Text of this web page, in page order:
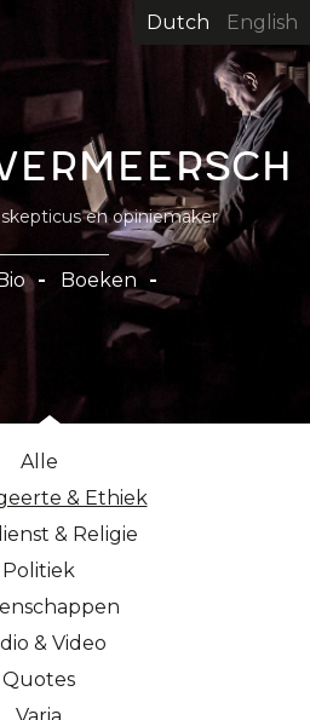
Dutch English
en opiniemaker
Boeken
Alle
& Ethiek
& Religie
Politiek
& Video
Quotes